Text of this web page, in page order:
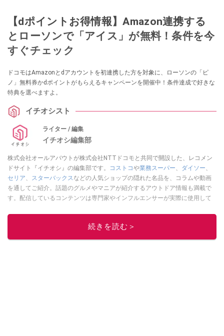
【dポイントお得情報】Amazon連携する
とローソンで「アイス」が無料！条件を今
すぐチェック
ドコモはAmazonとdアカウントを初連携した方を対象に、ローソンの「ピ
ノ」無料券かdポイントがもらえるキャンペーンを開催中！条件達成で好きな
特典を選べますよ。
イチオシスト
ライター / 編集
イチオシ編集部
株式会社オールアバウトが株式会社NTTドコモと共同で開設した、レコメン
ドサイト『イチオシ』の編集部です。
コストコや業務スーパー、 ダイソー、
セリア、 スターバックスなどの人気ショップの隠れた名品を、コラムや動画
を通してご紹介。話題のグルメやマニアが紹介するアウトドア情報も満載で
す。配信しているコンテンツは専門家やインフルエンサーが実際に使用して
ニュースでフォロー
続きを読む＞